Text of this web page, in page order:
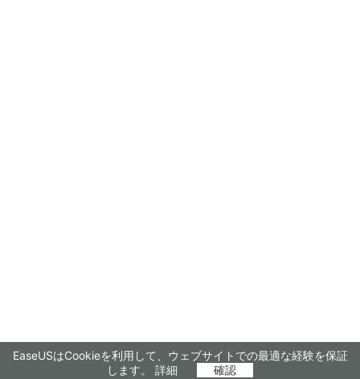
EaseUSはCookieを利用して、ウェブサイトでの最適な経験を保証
します。 詳細 確認